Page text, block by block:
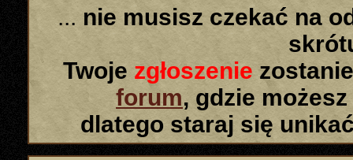
... nie musisz czekać na
Twoje zgłoszenie
forum, gdzie
dlatego staraj się